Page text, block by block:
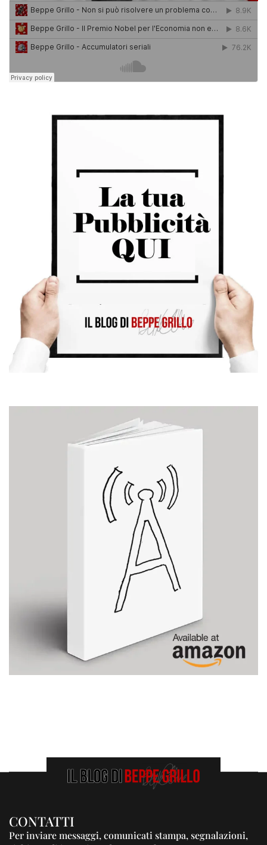
CONTATTI
Per inviare messaggi, comunicati stampa, segnalazioni,